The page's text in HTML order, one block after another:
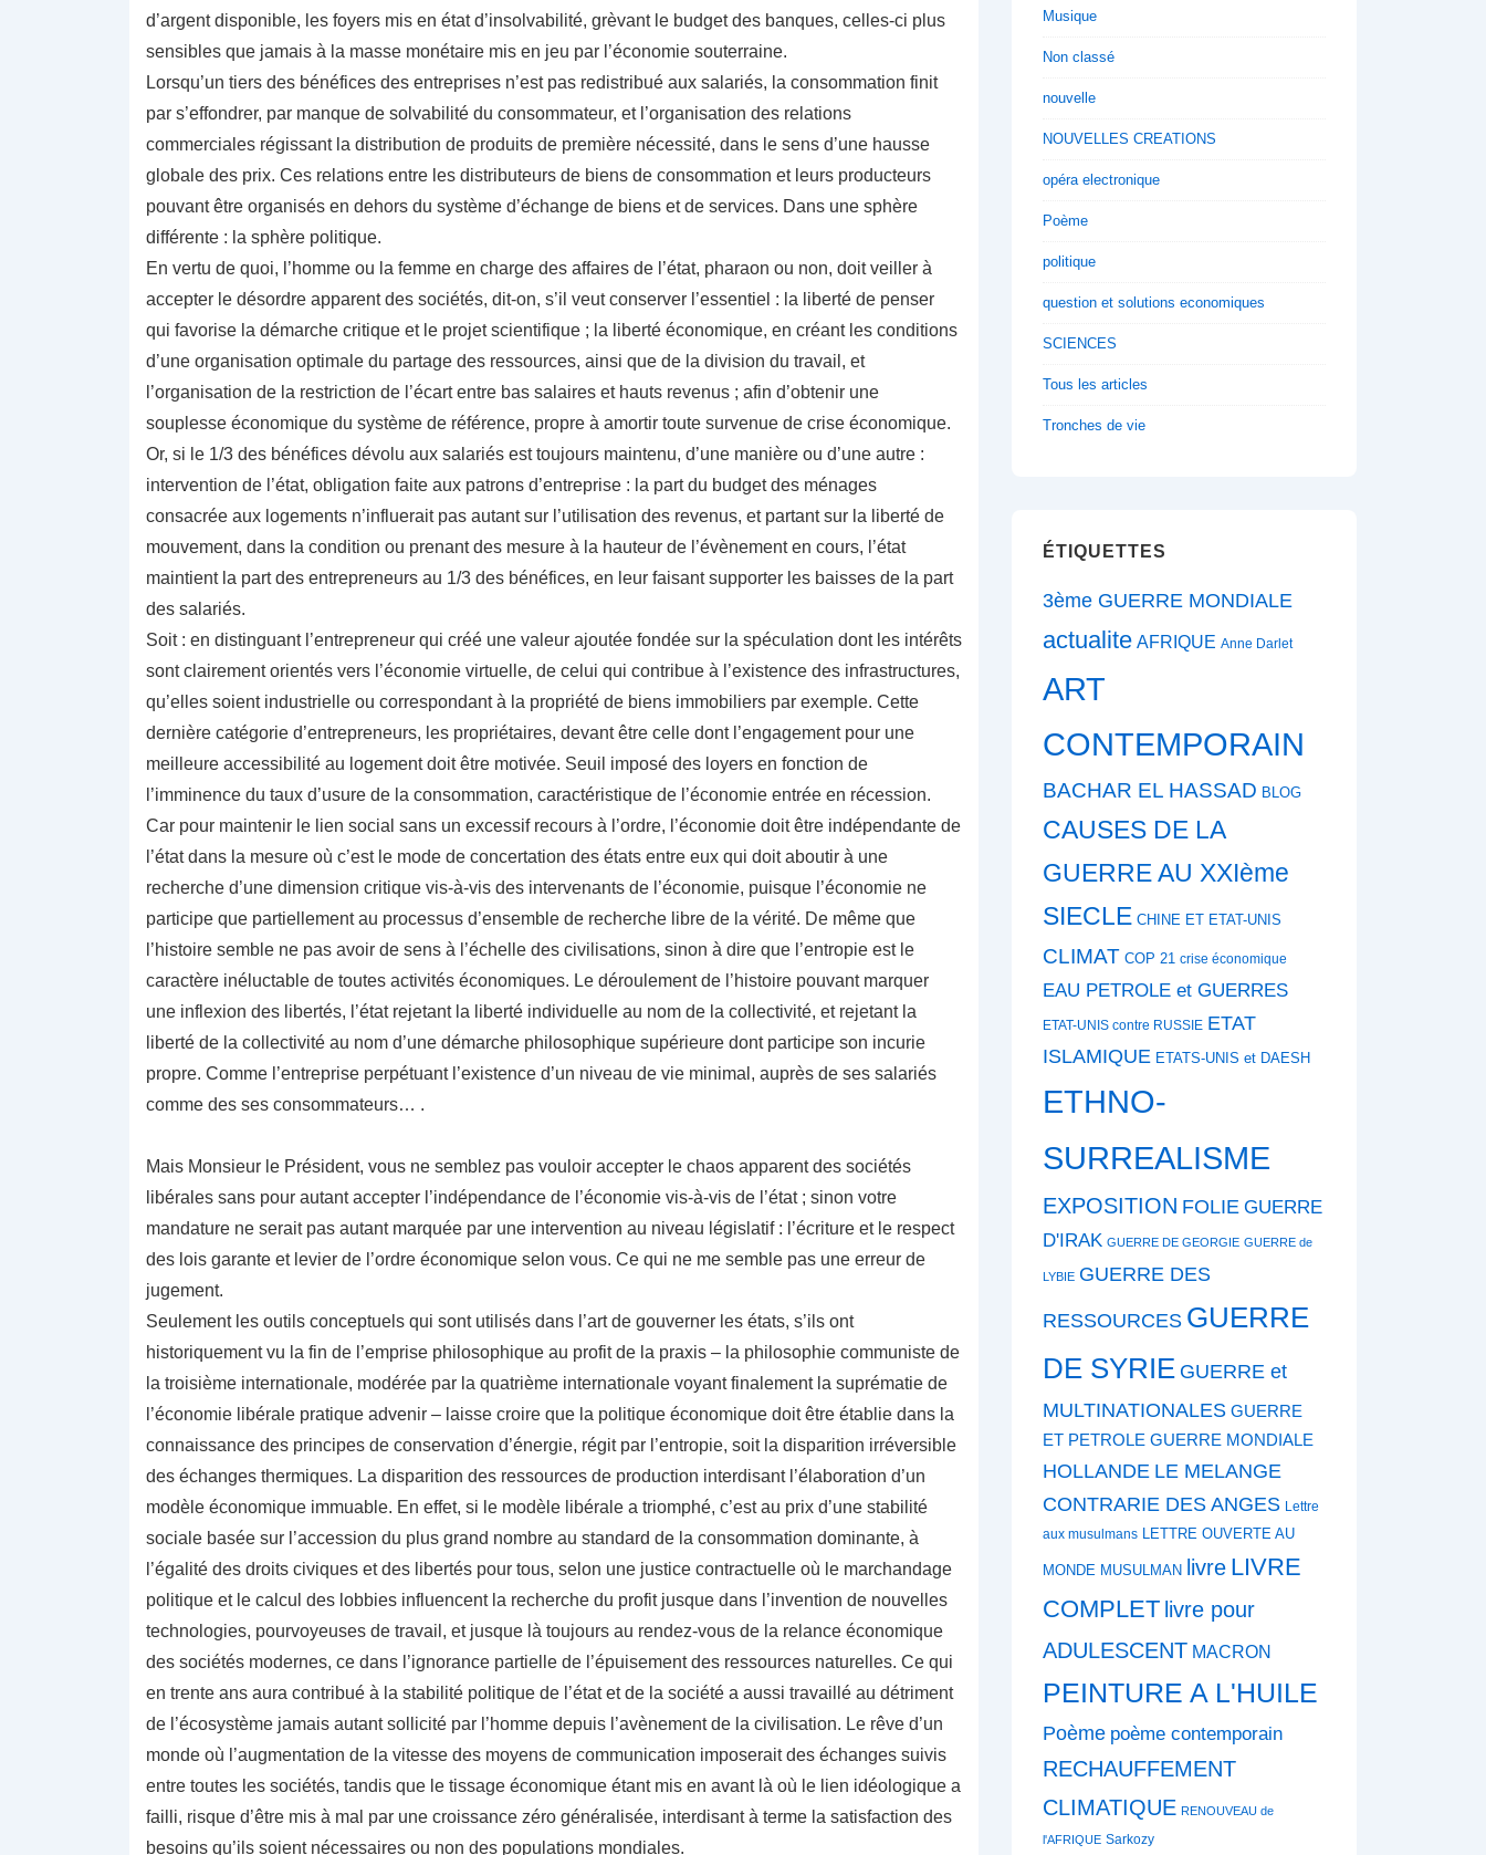
d’argent disponible, les foyers mis en état d’insolvabilité, grèvant le budget des banques, celles-ci plus
sensibles que jamais à la masse monétaire mis en jeu par l’économie souterraine.
Lorsqu’un tiers des bénéfices des entreprises n’est pas redistribué aux salariés, la consommation finit
par s’effondrer, par manque de solvabilité du consommateur, et l’organisation des relations
commerciales régissant la distribution de produits de première nécessité, dans le sens d’une hausse
globale des prix. Ces relations entre les distributeurs de biens de consommation et leurs producteurs
pouvant être organisés en dehors du système d’échange de biens et de services. Dans une sphère
différente : la sphère politique.
En vertu de quoi, l’homme ou la femme en charge des affaires de l’état, pharaon ou non, doit veiller à
accepter le désordre apparent des sociétés, dit-on, s’il veut conserver l’essentiel : la liberté de penser
qui favorise la démarche critique et le projet scientifique ; la liberté économique, en créant les conditions
d’une organisation optimale du partage des ressources, ainsi que de la division du travail, et
l’organisation de la restriction de l’écart entre bas salaires et hauts revenus ; afin d’obtenir une
souplesse économique du système de référence, propre à amortir toute survenue de crise économique.
Or, si le 1/3 des bénéfices dévolu aux salariés est toujours maintenu, d’une manière ou d’une autre :
intervention de l’état, obligation faite aux patrons d’entreprise : la part du budget des ménages
consacrée aux logements n’influerait pas autant sur l’utilisation des revenus, et partant sur la liberté de
mouvement, dans la condition ou prenant des mesure à la hauteur de l’évènement en cours, l’état
maintient la part des entrepreneurs au 1/3 des bénéfices, en leur faisant supporter les baisses de la part
des salariés.
Soit : en distinguant l’entrepreneur qui créé une valeur ajoutée fondée sur la spéculation dont les intérêts
sont clairement orientés vers l’économie virtuelle, de celui qui contribue à l’existence des infrastructures,
qu’elles soient industrielle ou correspondant à la propriété de biens immobiliers par exemple. Cette
dernière catégorie d’entrepreneurs, les propriétaires, devant être celle dont l’engagement pour une
meilleure accessibilité au logement doit être motivée. Seuil imposé des loyers en fonction de
l’imminence du taux d’usure de la consommation, caractéristique de l’économie entrée en récession.
Car pour maintenir le lien social sans un excessif recours à l’ordre, l’économie doit être indépendante de
l’état dans la mesure où c’est le mode de concertation des états entre eux qui doit aboutir à une
recherche d’une dimension critique vis-à-vis des intervenants de l’économie, puisque l’économie ne
participe que partiellement au processus d’ensemble de recherche libre de la vérité. De même que
l’histoire semble ne pas avoir de sens à l’échelle des civilisations, sinon à dire que l’entropie est le
caractère inéluctable de toutes activités économiques. Le déroulement de l’histoire pouvant marquer
une inflexion des libertés, l’état rejetant la liberté individuelle au nom de la collectivité, et rejetant la
liberté de la collectivité au nom d’une démarche philosophique supérieure dont participe son incurie
propre. Comme l’entreprise perpétuant l’existence d’un niveau de vie minimal, auprès de ses salariés
comme des ses consommateurs… .
Mais Monsieur le Président, vous ne semblez pas vouloir accepter le chaos apparent des sociétés
libérales sans pour autant accepter l’indépendance de l’économie vis-à-vis de l’état ; sinon votre
mandature ne serait pas autant marquée par une intervention au niveau législatif : l’écriture et le respect
des lois garante et levier de l’ordre économique selon vous. Ce qui ne me semble pas une erreur de
jugement.
Seulement les outils conceptuels qui sont utilisés dans l’art de gouverner les états, s’ils ont
historiquement vu la fin de l’emprise philosophique au profit de la praxis – la philosophie communiste de
la troisième internationale, modérée par la quatrième internationale voyant finalement la suprématie de
l’économie libérale pratique advenir – laisse croire que la politique économique doit être établie dans la
connaissance des principes de conservation d’énergie, régit par l’entropie, soit la disparition irréversible
des échanges thermiques. La disparition des ressources de production interdisant l’élaboration d’un
modèle économique immuable. En effet, si le modèle libérale a triomphé, c’est au prix d’une stabilité
sociale basée sur l’accession du plus grand nombre au standard de la consommation dominante, à
l’égalité des droits civiques et des libertés pour tous, selon une justice contractuelle où le marchandage
politique et le calcul des lobbies influencent la recherche du profit jusque dans l’invention de nouvelles
technologies, pourvoyeuses de travail, et jusque là toujours au rendez-vous de la relance économique
des sociétés modernes, ce dans l’ignorance partielle de l’épuisement des ressources naturelles. Ce qui
en trente ans aura contribué à la stabilité politique de l’état et de la société a aussi travaillé au détriment
de l’écosystème jamais autant sollicité par l’homme depuis l’avènement de la civilisation. Le rêve d’un
monde où l’augmentation de la vitesse des moyens de communication imposerait des échanges suivis
entre toutes les sociétés, tandis que le tissage économique étant mis en avant là où le lien idéologique a
failli, risque d’être mis à mal par une croissance zéro généralisée, interdisant à terme la satisfaction des
besoins qu’ils soient nécessaires ou non des populations mondiales.
Musique
Non classé
nouvelle
NOUVELLES CREATIONS
opéra electronique
Poème
politique
question et solutions economiques
SCIENCES
Tous les articles
Tronches de vie
ÉTIQUETTES
3ème GUERRE MONDIALE
actualite AFRIQUE Anne Darlet
ART
CONTEMPORAIN
BACHAR EL HASSAD BLOG
CAUSES DE LA
GUERRE AU XXIème
SIECLE CHINE ET ETAT-UNIS
CLIMAT COP 21 crise économique
EAU PETROLE et GUERRES
ETAT-UNIS contre RUSSIE ETAT
ISLAMIQUE ETATS-UNIS et DAESH
ETHNO-
SURREALISME
EXPOSITION FOLIE GUERRE
D'IRAK GUERRE DE GEORGIE GUERRE de
LYBIE GUERRE DES
RESSOURCES GUERRE
DE SYRIE GUERRE et
MULTINATIONALES GUERRE
ET PETROLE GUERRE MONDIALE
HOLLANDE LE MELANGE
CONTRARIE DES ANGES Lettre
aux musulmans LETTRE OUVERTE AU
MONDE MUSULMAN livre LIVRE
COMPLET livre pour
ADULESCENT MACRON
PEINTURE A L'HUILE
Poème poème contemporain
RECHAUFFEMENT
CLIMATIQUE RENOUVEAU de
l'AFRIQUE Sarkozy